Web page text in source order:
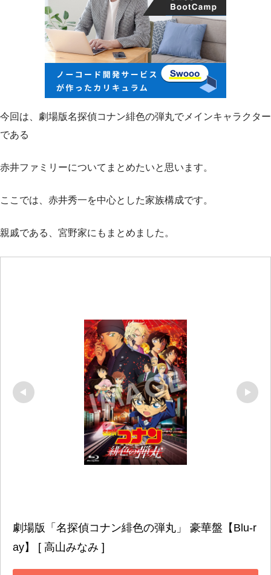
今回は、劇場版名探偵コナン緋色の弾丸でメインキャラクター
である
赤井ファミリーについてまとめたいと思います。
ここでは、赤井秀一を中心とした家族構成です。
親戚である、宮野家にもまとめました。
劇場版「名探偵コナン緋色の弾丸」 豪華盤【Blu-r
ay】 [ 高山みなみ ]